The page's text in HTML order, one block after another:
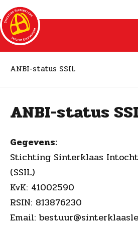
ANBI-status SSIL
ANBI-status
Gegevens:
Stichting Sinterklaas
(SSIL)
KvK: 41002590
RSIN: 813876230
Email: